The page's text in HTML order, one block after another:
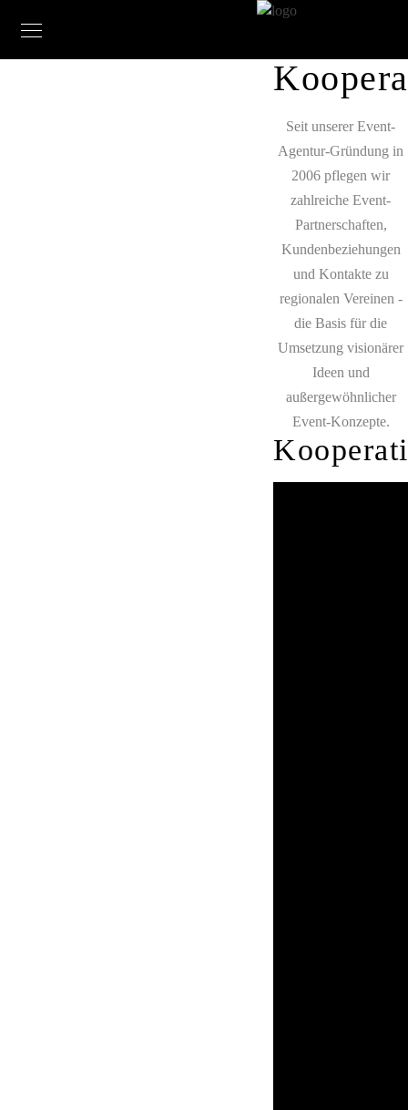
Seit unserer Event-
Agentur-Gründung in
2006 pflegen wir
zahlreiche Event-
Partnerschaften,
Kundenbeziehungen
und Kontakte zu
regionalen Vereinen -
die Basis für die
Umsetzung visionärer
Ideen und
außergewöhnlicher
Event-Konzepte.